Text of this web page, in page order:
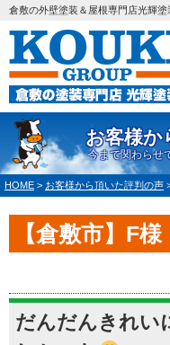
倉敷の外壁塗装＆屋根専門店光輝塗
お客様か
今まで関わらせ
HOME > お客様から頂いた評判の声
【倉敷市】F
だんだんきれい